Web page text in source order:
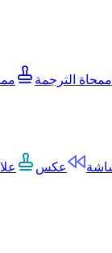
ممحاة الترجمة
عكس